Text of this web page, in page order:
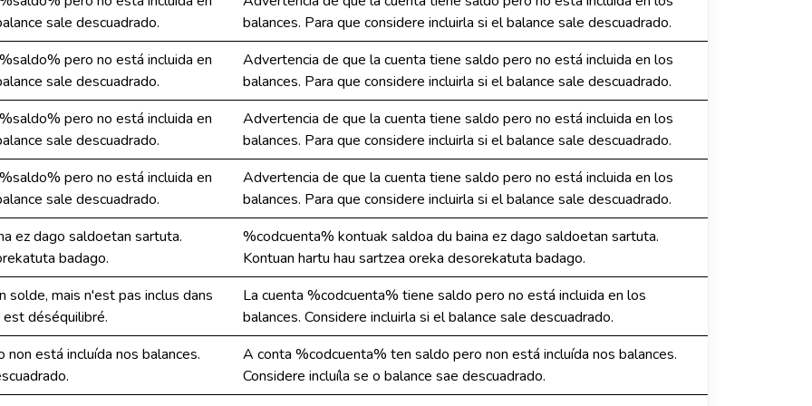
sale descuadrado.
balances. Para que considere incluirla si el balance sale descuadrado.
pero no está incluida en
sale descuadrado.
Advertencia de que la cuenta tiene saldo pero no está incluida en los
balances. Para que considere incluirla si el balance sale descuadrado.
pero no está incluida en
sale descuadrado.
Advertencia de que la cuenta tiene saldo pero no está incluida en los
balances. Para que considere incluirla si el balance sale descuadrado.
pero no está incluida en
sale descuadrado.
Advertencia de que la cuenta tiene saldo pero no está incluida en los
balances. Para que considere incluirla si el balance sale descuadrado.
ez dago saldoetan sartuta.
badago.
%codcuenta% kontuak saldoa du baina ez dago saldoetan sartuta.
Kontuan hartu hau sartzea oreka desorekatuta badago.
mais n'est pas inclus dans
est déséquilibré.
La cuenta %codcuenta% tiene saldo pero no está incluida en los
balances. Considere incluirla si el balance sale descuadrado.
está incluída nos balances.
A conta %codcuenta% ten saldo pero non está incluída nos balances.
Considere incluíla se o balance sae descuadrado.